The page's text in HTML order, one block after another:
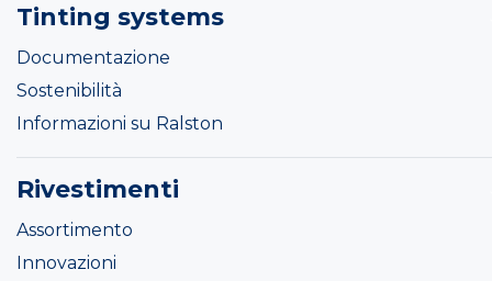
Tinting systems
Documentazione
Sostenibilità
Informazioni su Ralston
Rivestimenti
Assortimento
Innovazioni